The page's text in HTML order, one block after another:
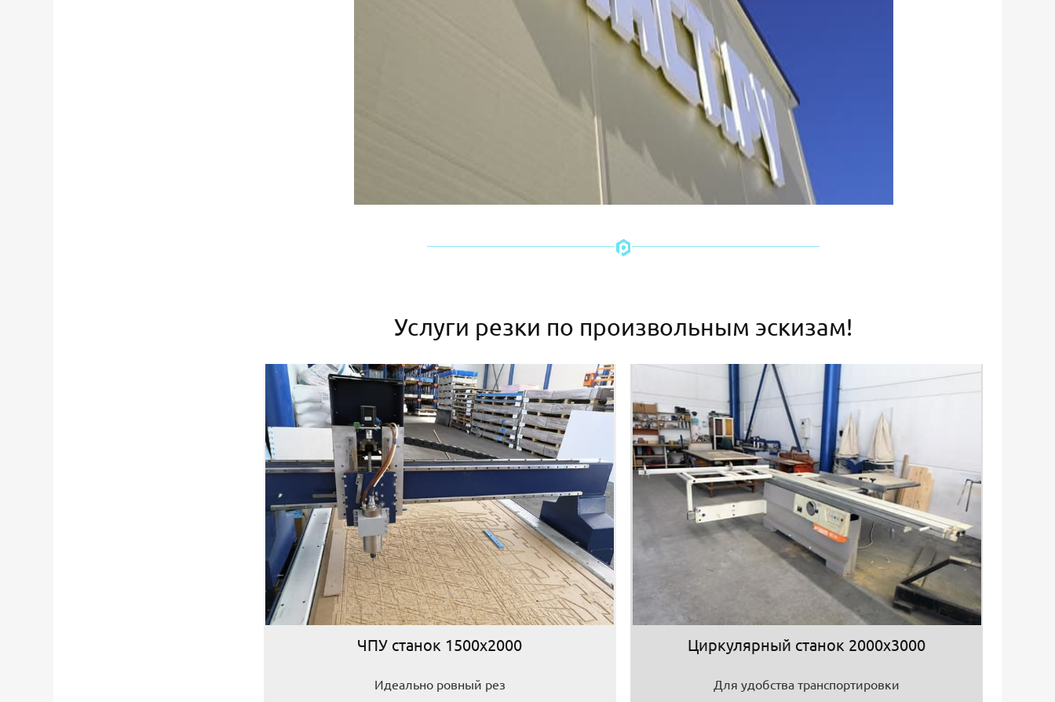
Услуги резки по произвольным эскизам!
ЧПУ станок 1500х2000
Идеально ровный рез
Циркулярный станок 2000х3000
Для удобства транспортировки